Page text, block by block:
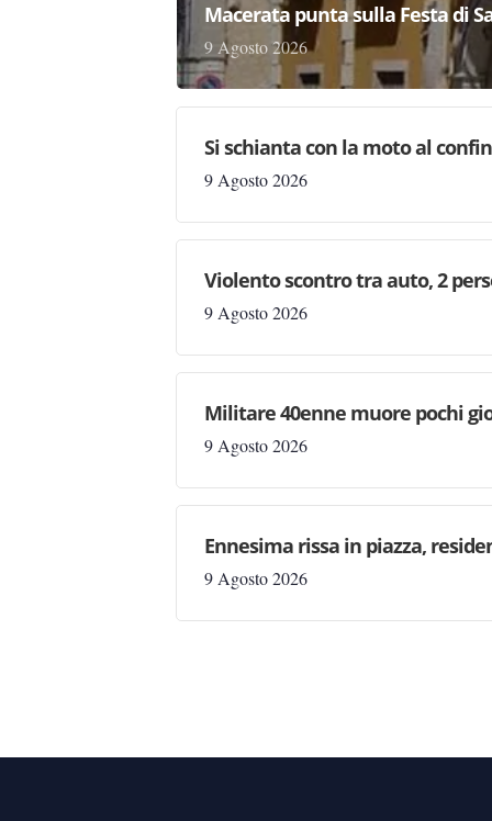
Macerata punta sulla Festa di
9 Agosto 2026
Si schianta con la moto al
9 Agosto 2026
Violento scontro tra auto, 2
9 Agosto 2026
Militare 40enne muore pochi
9 Agosto 2026
Ennesima rissa in piazza,
9 Agosto 2026